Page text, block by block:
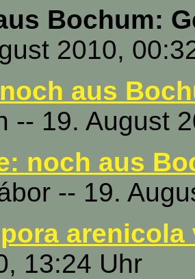
Bochum:
2010,
aus
-- 19. August
noch aus
-- 19.
arenicola
13:24 Uhr